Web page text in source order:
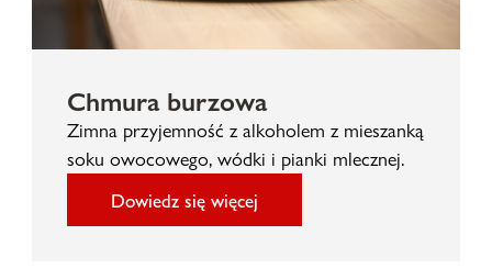
Chmura burzowa
Zimna przyjemność z alkoholem z mieszanką
soku owocowego, wódki i pianki mlecznej.
Dowiedz się więcej